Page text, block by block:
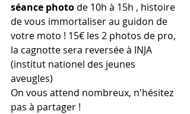
séance photo de 10h à 15h , histoire
de vous immortaliser au guidon de
votre moto ! 15€ les 2 photos de pro,
la cagnotte sera reversée à INJA
(institut nationel des jeunes
aveugles)
On vous attend nombreux, n'hésitez
pas à partager !